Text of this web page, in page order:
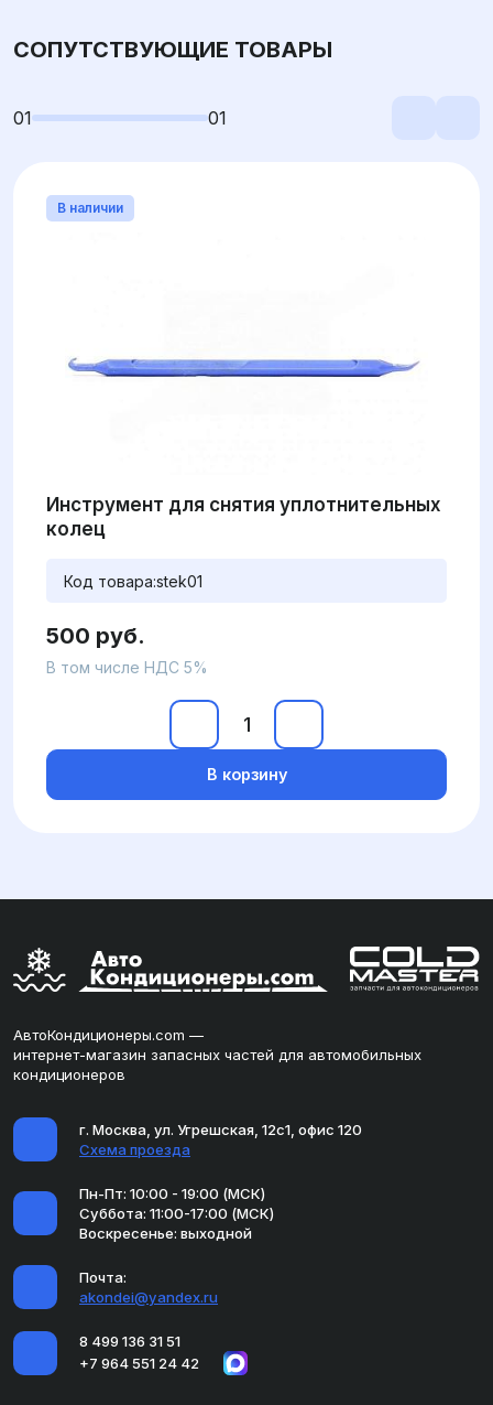
СОПУТСТВУЮЩИЕ ТОВАРЫ
01 01
В наличии
Инструмент для снятия уплотнительных
колец
Код товара:stek01
500 руб.
В том числе НДС 5%
В корзину
АвтоКондиционеры.com —
интернет-магазин запасных частей для автомобильных
кондиционеров
г. Москва, ул. Угрешская, 12с1, офис 120
Схема проезда
Пн-Пт: 10:00 - 19:00 (МСК)
Суббота: 11:00-17:00 (МСК)
Воскресенье: выходной
Почта:
akondei@yandex.ru
8 499 136 31 51
+7 964 551 24 42